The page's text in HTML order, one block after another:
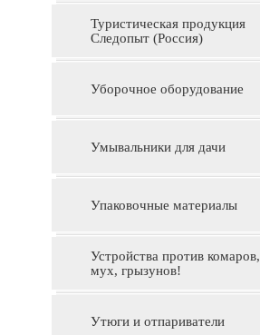
Туристическая продукция
Следопыт (Россия)
Уборочное оборудование
Умывальники для дачи
Упаковочные материалы
Устройства против комаров,
мух, грызунов!
Утюги и отпариватели